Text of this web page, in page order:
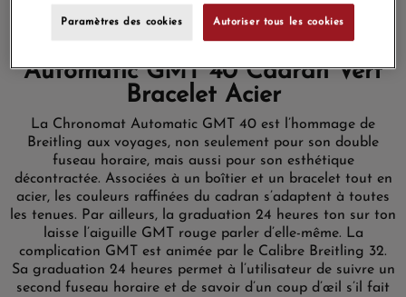
Montre Breitling Chronomat
Automatic GMT 40 Cadran Vert
Bracelet Acier
La Chronomat Automatic GMT 40 est l’hommage de
Breitling aux voyages, non seulement pour son double
fuseau horaire, mais aussi pour son esthétique
décontractée. Associées à un boîtier et un bracelet tout en
acier, les couleurs raffinées du cadran s’adaptent à toutes
les tenues. Par ailleurs, la graduation 24 heures ton sur ton
laisse l’aiguille GMT rouge parler d’elle-même. La
complication GMT est animée par le Calibre Breitling 32.
Sa graduation 24 heures permet à l’utilisateur de suivre un
second fuseau horaire et de savoir d’un coup d’œil s’il fait
Paramètres des cookies Autoriser tous les cookies